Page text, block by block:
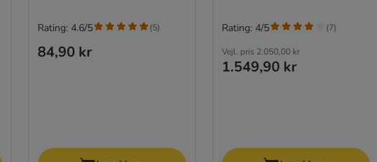
84,90 kr
Rating: 4.6/5 (5)
Vejl. pris 2.050,00 kr
1.549,90 kr
Rating: 4/5 (7)